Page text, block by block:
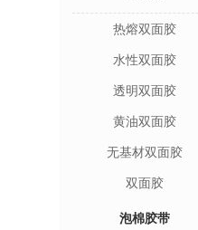
热熔双面胶
水性双面胶
透明双面胶
黄油双面胶
无基材双面胶
双面胶
泡棉胶带